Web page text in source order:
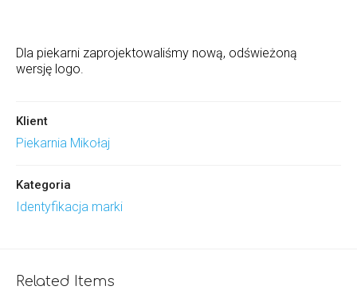
Dla piekarni zaprojektowaliśmy nową, odświeżoną
wersję logo.
Klient
Piekarnia Mikołaj
Kategoria
Identyfikacja marki
Related Items